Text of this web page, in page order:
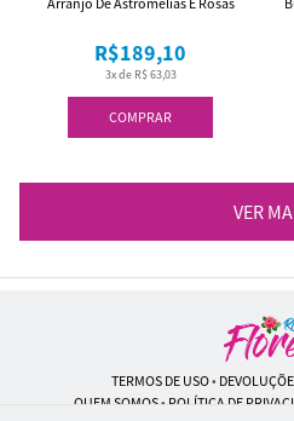
COMPRAR
3x de R$ 63,03
R$189,10
VER
TERMOS DE USO•
QUEM SOMOS• POLÍTICA DE